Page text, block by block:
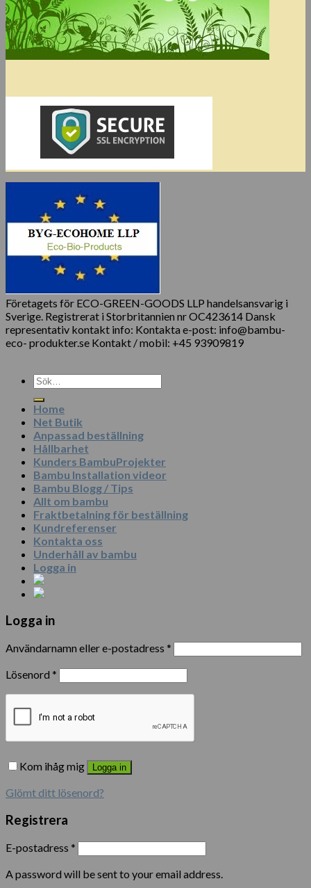
Företagets för ECO-GREEN-GOODS LLP handelsansvarig i
Sverige. Registrerat i Storbritannien nr OC423614 Dansk
representativ kontakt info: Kontakta e-post: info@bambu-
eco- produkter.se Kontakt / mobil: +45 93909819
Sök
efter:
Home
Net Butik
Anpassad beställning
Hållbarhet
Kunders BambuProjekter
Bambu Installation videor
Bambu Blogg / Tips
Allt om bambu
Fraktbetalning för beställning
Kundreferenser
Kontakta oss
Underhåll av bambu
Logga in
Logga in
Användarnamn eller e-postadress *
Lösenord *
Kom ihåg mig Logga in
Glömt ditt lösenord?
Registrera
E-postadress *
A password will be sent to your email address.